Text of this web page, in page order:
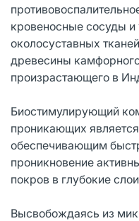
кровеносные сосуды и
околосуставных
древесины
произрастающего в
Биостимулирующий
проникающих
обеспечивающим
проникновение
покров в глубокие
Высвобождаясь из